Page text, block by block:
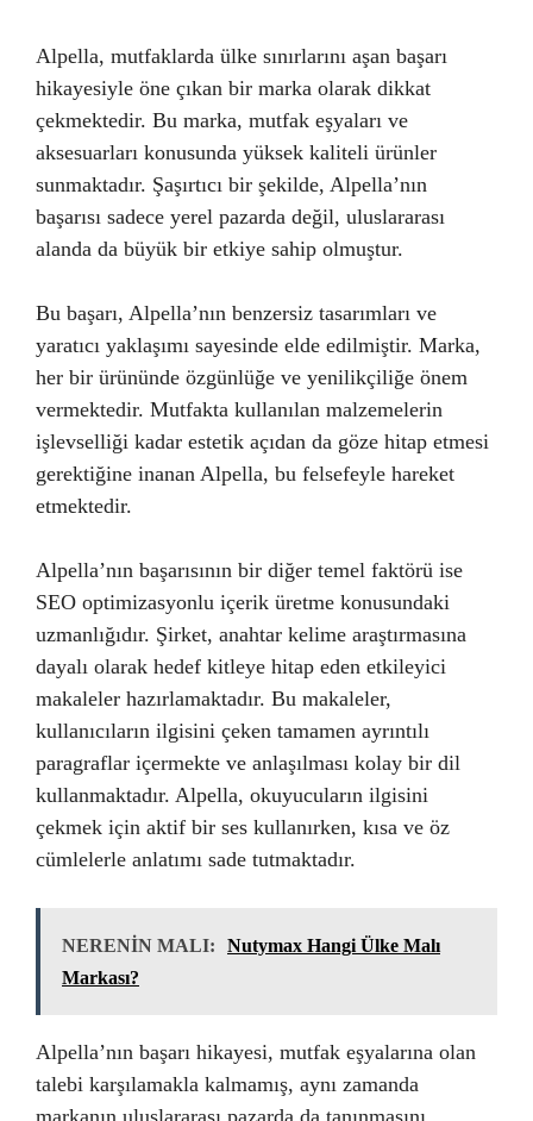
Alpella, mutfaklarda ülke sınırlarını aşan başarı
hikayesiyle öne çıkan bir marka olarak dikkat
çekmektedir. Bu marka, mutfak eşyaları ve
aksesuarları konusunda yüksek kaliteli ürünler
sunmaktadır. Şaşırtıcı bir şekilde, Alpella’nın
başarısı sadece yerel pazarda değil, uluslararası
alanda da büyük bir etkiye sahip olmuştur.
Bu başarı, Alpella’nın benzersiz tasarımları ve
yaratıcı yaklaşımı sayesinde elde edilmiştir. Marka,
her bir ürününde özgünlüğe ve yenilikçiliğe önem
vermektedir. Mutfakta kullanılan malzemelerin
işlevselliği kadar estetik açıdan da göze hitap etmesi
gerektiğine inanan Alpella, bu felsefeyle hareket
etmektedir.
Alpella’nın başarısının bir diğer temel faktörü ise
SEO optimizasyonlu içerik üretme konusundaki
uzmanlığıdır. Şirket, anahtar kelime araştırmasına
dayalı olarak hedef kitleye hitap eden etkileyici
makaleler hazırlamaktadır. Bu makaleler,
kullanıcıların ilgisini çeken tamamen ayrıntılı
paragraflar içermekte ve anlaşılması kolay bir dil
kullanmaktadır. Alpella, okuyucuların ilgisini
çekmek için aktif bir ses kullanırken, kısa ve öz
cümlelerle anlatımı sade tutmaktadır.
NERENİN MALI:
Nutymax Hangi Ülke Malı
Markası?
Alpella’nın başarı hikayesi, mutfak eşyalarına olan
talebi karşılamakla kalmamış, aynı zamanda
markanın uluslararası pazarda da tanınmasını